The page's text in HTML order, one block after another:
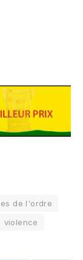
de l'ordre
violence